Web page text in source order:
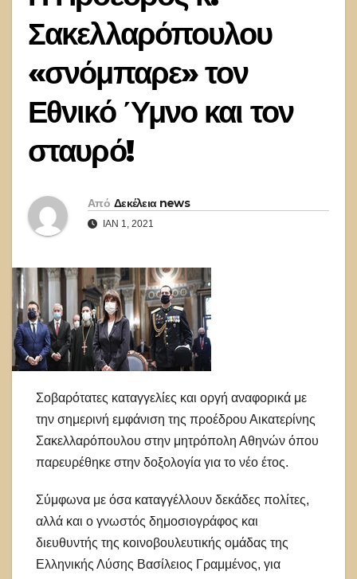
Σακελλαρόπουλου
«σνόμπαρε» τον
Εθνικό Ύμνο και τον
σταυρό!
Από Δεκέλεια news
ΙΑΝ 1, 2021
Σοβαρότατες καταγγελίες και οργή αναφορικά με
την σημερινή εμφάνιση της προέδρου Αικατερίνης
Σακελλαρόπουλου στην μητρόπολη Αθηνών όπου
παρευρέθηκε στην δοξολογία για το νέο έτος.
Σύμφωνα με όσα καταγγέλλουν δεκάδες πολίτες,
αλλά και ο γνωστός δημοσιογράφος και
διευθυντής της κοινοβουλευτικής ομάδας της
Ελληνικής Λύσης Βασίλειος Γραμμένος, για